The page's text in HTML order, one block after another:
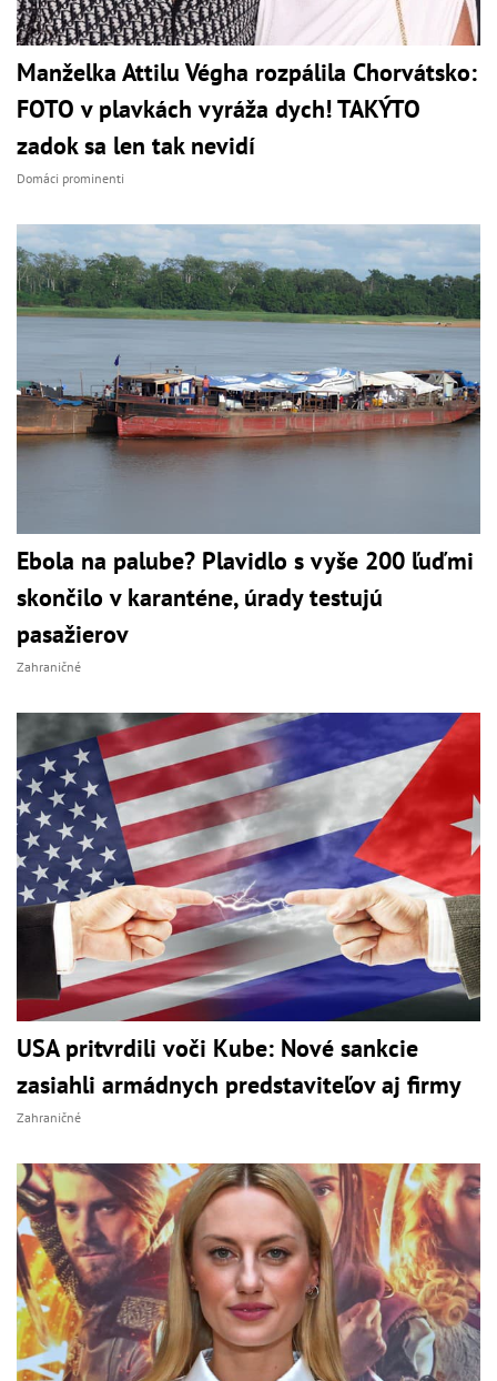
Manželka Attilu Végha rozpálila Chorvátsko:
FOTO v plavkách vyráža dych! TAKÝTO
zadok sa len tak nevidí
Domáci prominenti
Ebola na palube? Plavidlo s vyše 200 ľuďmi
skončilo v karanténe, úrady testujú
pasažierov
Zahraničné
USA pritvrdili voči Kube: Nové sankcie
zasiahli armádnych predstaviteľov aj firmy
Zahraničné